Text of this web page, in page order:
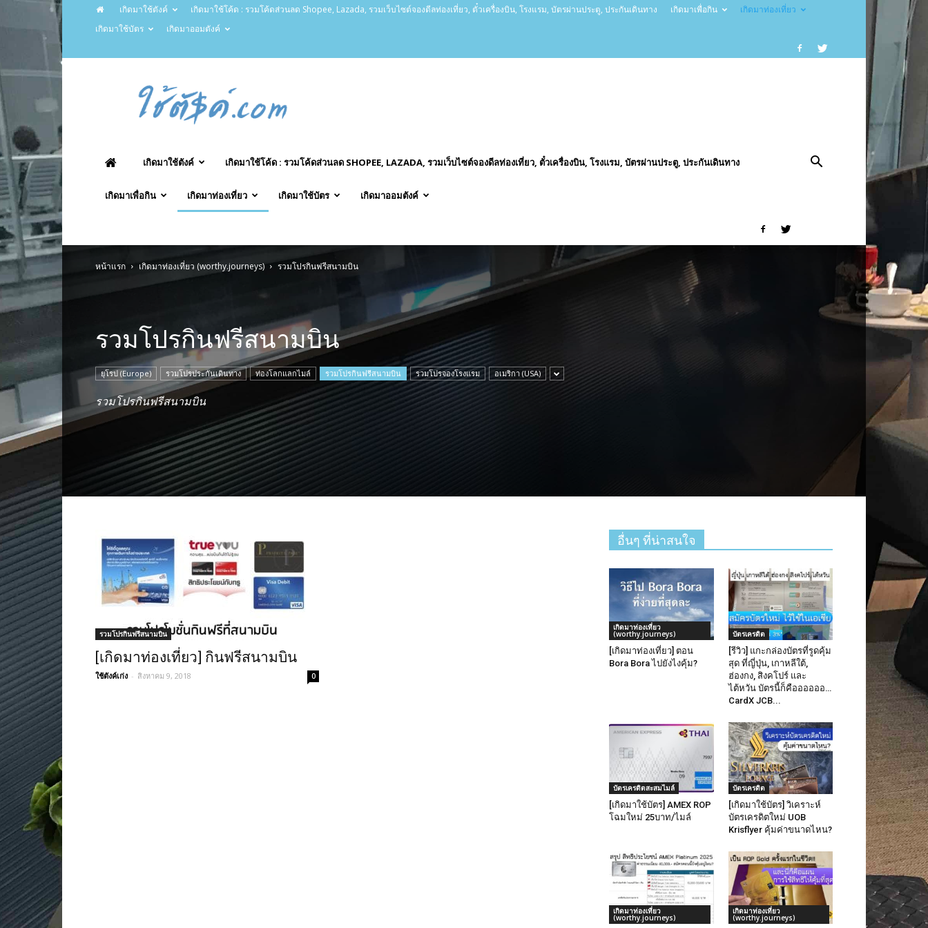
เกิดมาใช้ตังค์ เกิดมาใช้โค้ด : รวมโค้ดส่วนลด Shopee, Lazada, รวมเว็บไซต์จองดีลท่องเที่ยว, ตั๋วเครื่องบิน, โรงแรม, บัตรผ่านประตู, ประกันเดินทาง เกิดมาเพื่อกิน
เกิดมาท่องเที่ยว
เกิดมาใช้บัตร
เกิดมาออมตังค์
ChaiTung.com
ใช้
เกิดมาใช้ตังค์ เกิดมาใช้โค้ด : รวมโค้ดส่วนลด SHOPEE, LAZADA, รวมเว็บไซต์จองดีลท่องเที่ยว, ตั๋วเครื่องบิน, โรงแรม, บัตรผ่านประตู, ประกันเดินทาง
เกิดมาเพื่อกิน เกิดมาท่องเที่ยว เกิดมาใช้บัตร เกิดมาออมตังค์
หน้าแรก เกิดมาท่องเที่ยว (worthy.journeys) รวมโปรกินฟรีสนามบิน
รวมโปรกินฟรีสนามบิน
ยุโรป (Europe) รวมโปรประกันเดินทาง ท่องโลกแลกไมล์ รวมโปรกินฟรีสนามบิน รวมโปรจองโรงแรม อเมริกา (USA)
รวมโปรกินฟรีสนามบิน
รวมโปรกินฟรีสนามบิน
[เกิดมาท่องเที่ยว] กินฟรีสนามบิน
ใช้ตังค์เก่ง - สิงหาคม 9, 2018 0
อื่นๆ ที่น่าสนใจ
เกิดมาท่องเที่ยว
(worthy.journeys)
[เกิดมาท่องเที่ยว] ตอน
Bora Bora ไปยังไงคุ้ม?
บัตรเครดิต
[รีวิว] แกะกล่องบัตรที่รูดคุ้ม
สุด ที่ญี่ปุ่น, เกาหลีใต้,
ฮ่องกง, สิงคโปร์ และ
ไต้หวัน บัตรนี้ก็คืออออออ…
CardX JCB...
บัตรเครดิตสะสมไมล์
[เกิดมาใช้บัตร] AMEX ROP
โฉมใหม่ 25บาท/ไมล์
บัตรเครดิต
[เกิดมาใช้บัตร] วิเคราะห์
บัตรเครดิตใหม่ UOB
Krisflyer คุ้มค่าขนาดไหน?
เกิดมาท่องเที่ยว
(worthy.journeys)
เกิดมาท่องเที่ยว
(worthy.journeys)